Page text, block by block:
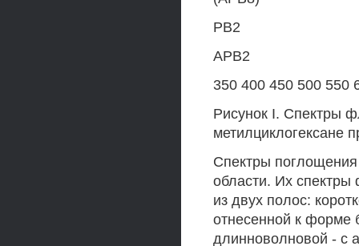
РВ2
АРВ2
350 400 450 500 550
Рисунок I. Спектры
метилциклогексане
Спектры
области. Их
из двух полос:
отнесенной к форме
длинноволновой - с